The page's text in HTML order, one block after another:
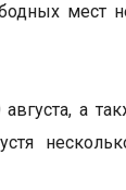
мест
а